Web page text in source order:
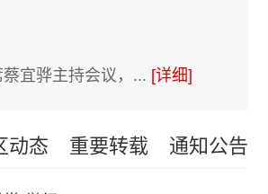
宜骅主持会议，... [详细]
动态 重要转载 通知公告